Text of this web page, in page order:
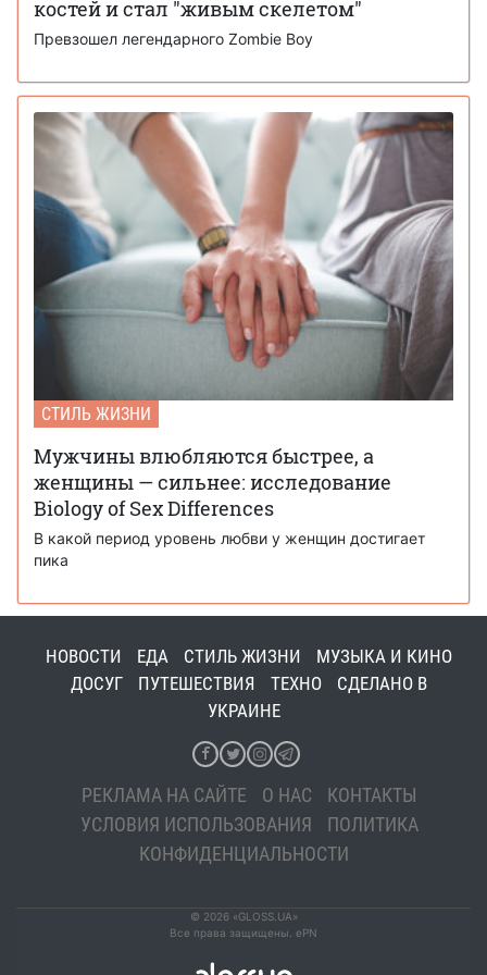
костей и стал "живым скелетом"
Превзошел легендарного Zombie Boy
СТИЛЬ ЖИЗНИ
Мужчины влюбляются быстрее, а
женщины — сильнее: исследование
Biology of Sex Differences
В какой период уровень любви у женщин достигает
пика
НОВОСТИ ЕДА СТИЛЬ ЖИЗНИ
МУЗЫКА И КИНО
ДОСУГ
ПУТЕШЕСТВИЯ ТЕХНО
СДЕЛАНО В
УКРАИНЕ
РЕКЛАМА НА САЙТЕ О НАС
КОНТАКТЫ
УСЛОВИЯ ИСПОЛЬЗОВАНИЯ
ПОЛИТИКА
КОНФИДЕНЦИАЛЬНОСТИ
© 2026 «GLOSS.UA»
Все права защищены. ePN